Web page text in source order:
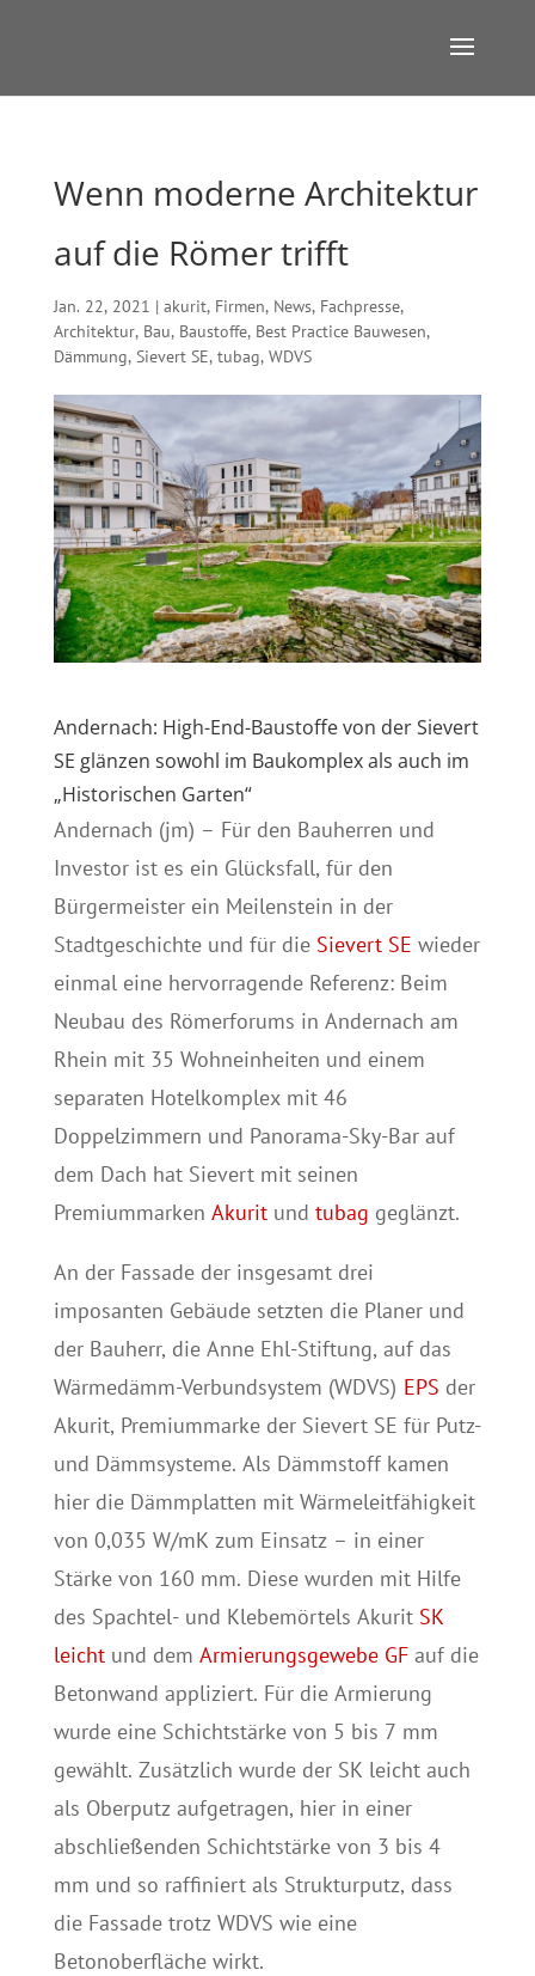
Wenn moderne Architektur
auf die Römer trifft
Jan. 22, 2021 | akurit, Firmen, News, Fachpresse,
Architektur, Bau, Baustoffe, Best Practice Bauwesen,
Dämmung, Sievert SE, tubag, WDVS
Andernach: High-End-Baustoffe von der Sievert
SE glänzen sowohl im Baukomplex als auch im
„Historischen Garten“
Andernach (jm) – Für den Bauherren und
Investor ist es ein Glücksfall, für den
Bürgermeister ein Meilenstein in der
Stadtgeschichte und für die Sievert SE wieder
einmal eine hervorragende Referenz: Beim
Neubau des Römerforums in Andernach am
Rhein mit 35 Wohneinheiten und einem
separaten Hotelkomplex mit 46
Doppelzimmern und Panorama-Sky-Bar auf
dem Dach hat Sievert mit seinen
Premiummarken Akuritund tubag geglänzt.
An der Fassade der insgesamt drei
imposanten Gebäude setzten die Planer und
der Bauherr, die Anne Ehl-Stiftung, auf das
Wärmedämm-Verbundsystem (WDVS) EPS der
Akurit, Premiummarke der Sievert SE für Putz-
und Dämmsysteme. Als Dämmstoff kamen
hier die Dämmplatten mit Wärmeleitfähigkeit
von 0,035 W/mK zum Einsatz – in einer
Stärke von 160 mm. Diese wurden mit Hilfe
des Spachtel- und Klebemörtels Akurit SK
leichtund dem Armierungsgewebe GFauf die
Betonwand appliziert. Für die Armierung
wurde eine Schichtstärke von 5 bis 7 mm
gewählt. Zusätzlich wurde der SK leicht auch
als Oberputz aufgetragen, hier in einer
abschließenden Schichtstärke von 3 bis 4
mm und so raffiniert als Strukturputz, dass
die Fassade trotz WDVS wie eine
Betonoberfläche wirkt.